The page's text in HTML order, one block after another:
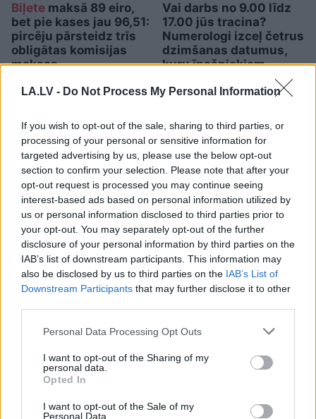
LA.LV - Do Not Process My Personal Information
If you wish to opt-out of the sale, sharing to third parties, or
processing of your personal or sensitive information for
targeted advertising by us, please use the below opt-out
section to confirm your selection. Please note that after your
opt-out request is processed you may continue seeing
interest-based ads based on personal information utilized by
us or personal information disclosed to third parties prior to
your opt-out. You may separately opt-out of the further
disclosure of your personal information by third parties on the
IAB’s list of downstream participants. This information may
also be disclosed by us to third parties on the IAB’s List of
Downstream Participants that may further disclose it to other
Please note that this website/app uses one or more Google
not limited to your visit or usage behaviour. You may click to
grant or deny consent to Google and its third-party tags to
use your data for below specified purposes in below Google
consent section.
Personal Data Processing Opt Outs
I want to opt-out of the Sharing of my
personal data.
Opted In
I want to opt-out of the Sale of my
Personal Data.
Biļete maksā 89 eiro,
bet pie kases jau 96,51:
pircēju pārsteidz trīs
obligātas komisijas
maksas
Vai darbs no 9.00 līdz
17.00 jūs tracina?
Numerologi izceļ četrus
dzimšanas datumus,
kuru īpašniekiem
brīvība ir īpaši svarīga
“Nabagacilvēki…” Neierasts
skats Rīgā raisa jautājumus
līdzcilvēkos